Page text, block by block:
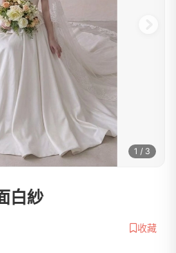
1 / 3
白紗
收藏